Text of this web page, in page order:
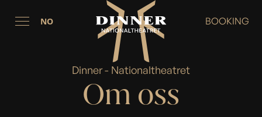
NO BOOKING
Dinner - Nationaltheatret
Om oss